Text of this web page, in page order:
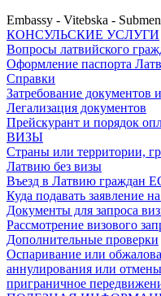
Embassy - Vitebska -
КОНСУЛЬСКИЕ УСЛУГИ
Вопросы латвийского
Оформление паспорта
Справки
Затребование документов
Легализация документов
Прейскурант и порядок
ВИЗЫ
Страны или территории,
Латвию без визы
Въезд в Латвию граждан
Куда подавать заявление
Документы для запроса
Рассмотрение визового
Дополнительные проверки
Оспаривание или
аннулирования или
приграничное